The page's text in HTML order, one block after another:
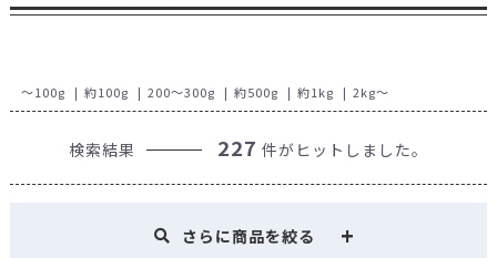
～100g 約100g 200～300g 約500g 約1kg 2kg～
検索結果 227 件がヒットしました。
さらに商品を絞る